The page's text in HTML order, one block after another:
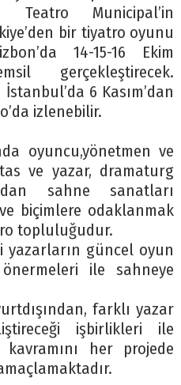
Municipal’in
bir tiyatro oyunu
14-15-16 Ekim
gerçekleştirecek.
6 Kasım’dan
izlenebilir.
oyuncu,yönetmen ve
ve yazar, dramaturg
sahne sanatları
biçimlere odaklanmak
topluluğudur.
yazarların güncel oyun
ile sahneye
farklı yazar
işbirlikleri ile
her projede